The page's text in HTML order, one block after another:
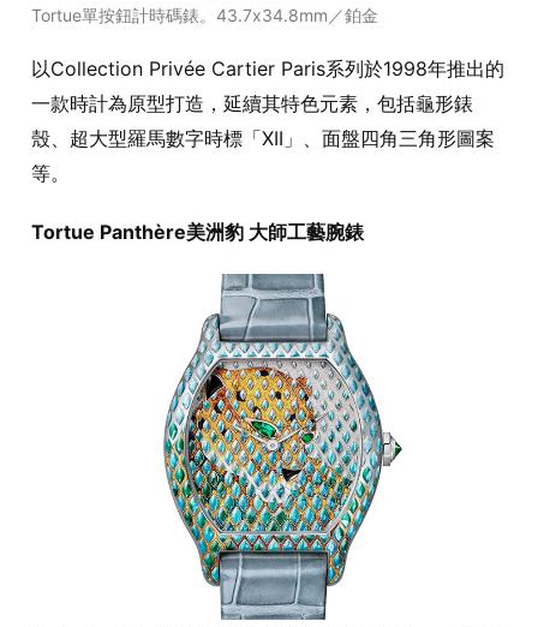
Tortue單按鈕計時碼錶。43.7x34.8mm／鉑金
以Collection Privée Cartier Paris系列於1998年推出的
一款時計為原型打造，延續其特色元素，包括龜形錶
殼、超大型羅馬數字時標「XII」、面盤四角三角形圖案
等。
Tortue Panthère美洲豹 大師工藝腕錶